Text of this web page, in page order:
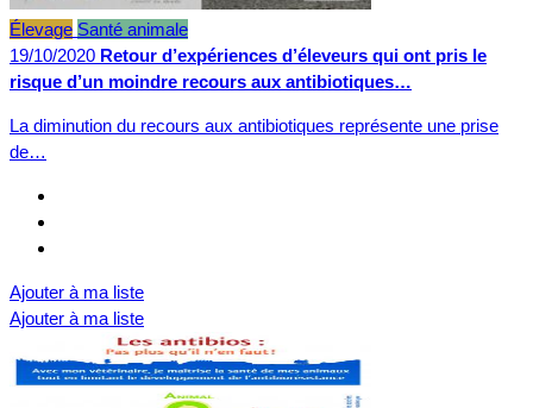
Élevage Santé animale
19/10/2020 Retour d’expériences d’éleveurs qui ont pris le
risque d’un moindre recours aux antibiotiques…
La diminution du recours aux antibiotiques représente une prise
de…
Ajouter à ma liste
Ajouter à ma liste